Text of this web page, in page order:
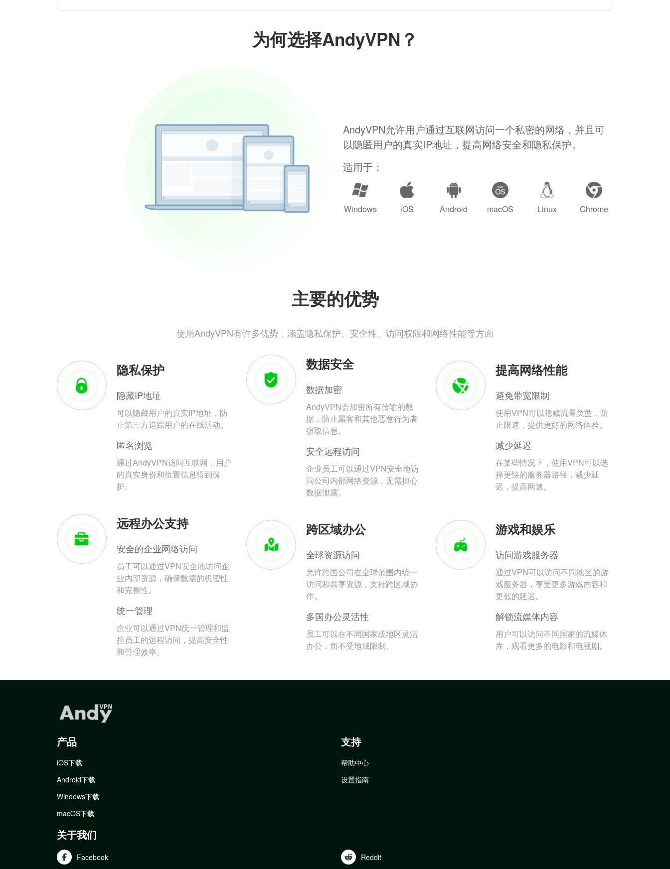
为何选择AndyVPN？
AndyVPN允许用户通过互联网访问一个私密的网络，并且可
以隐匿用户的真实IP地址，提高网络安全和隐私保护。
适用于：
Windows iOS Android macOS Linux Chrome
主要的优势
使用AndyVPN有许多优势，涵盖隐私保护、安全性、访问权限和网络性能等方面
隐私保护
隐藏IP地址
可以隐藏用户的真实IP地址，防
止第三方追踪用户的在线活动。
匿名浏览
通过AndyVPN访问互联网，用户
的真实身份和位置信息得到保
护。
数据安全
数据加密
AndyVPN会加密所有传输的数
据，防止黑客和其他恶意行为者
窃取信息。
安全远程访问
企业员工可以通过VPN安全地访
问公司内部网络资源，无需担心
数据泄露。
提高网络性能
避免带宽限制
使用VPN可以隐藏流量类型，防
止限速，提供更好的网络体验。
减少延迟
在某些情况下，使用VPN可以选
择更快的服务器路径，减少延
迟，提高网速。
远程办公支持
安全的企业网络访问
员工可以通过VPN安全地访问企
业内部资源，确保数据的机密性
和完整性。
统一管理
企业可以通过VPN统一管理和监
控员工的远程访问，提高安全性
和管理效率。
跨区域办公
全球资源访问
允许跨国公司在全球范围内统一
访问和共享资源，支持跨区域协
作。
多国办公灵活性
员工可以在不同国家或地区灵活
办公，而不受地域限制。
游戏和娱乐
访问游戏服务器
通过VPN可以访问不同地区的游
戏服务器，享受更多游戏内容和
更低的延迟。
解锁流媒体内容
用户可以访问不同国家的流媒体
库，观看更多的电影和电视剧。
产品
iOS下载
Android下载
Windows下载
macOS下载
支持
帮助中心
设置指南
关于我们
Facebook Reddit